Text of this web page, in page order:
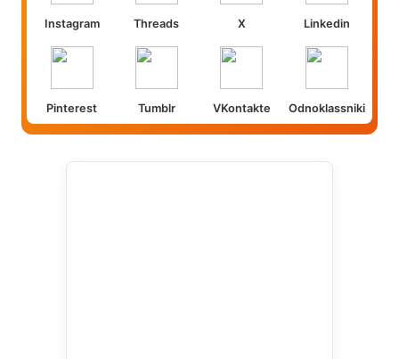
Instagram Threads X Linkedin
Pinterest Tumblr VKontakte Odnoklassniki